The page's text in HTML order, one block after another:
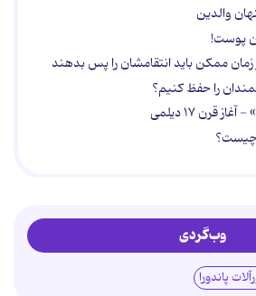
والدین
پوست!
را حفظ کنیم؟
قرن ۱۷ دیلمی
چیست؟
وب‌گردی
پاندورا